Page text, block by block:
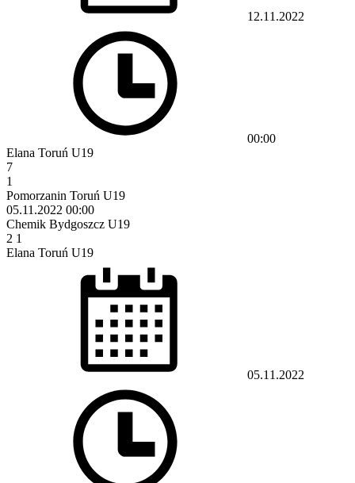
12.11.2022
00:00
Elana Toruń U19
7
1
Pomorzanin Toruń U19
05.11.2022 00:00
Chemik Bydgoszcz U19
2 1
Elana Toruń U19
05.11.2022